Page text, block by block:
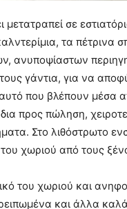
σε
τα πέτρινα
ανυποψίαστων
γάντια, για να
που βλέπουν μέσα
προς πώληση,
Στο λιθόστρωτο
του χωριού από τους
του χωριού και
και άλλα